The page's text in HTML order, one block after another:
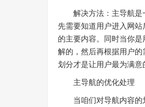
解决方法：主导航是一
先需要知道用户进入网
的主要内容。同时当你
解的，然后再根据用户
划分才是让用户最为满意
主导航的优化处理
当咱们对导航内容的划